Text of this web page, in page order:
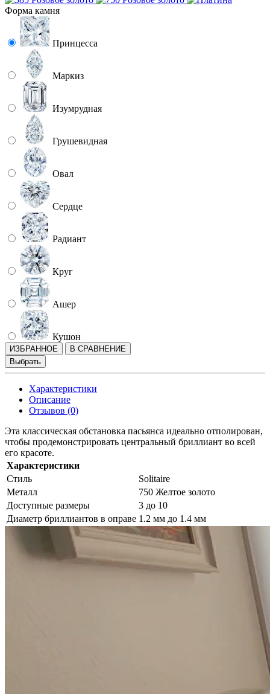
Форма камня
Принцесса
Маркиз
Изумрудная
Грушевидная
Овал
Сердце
Радиант
Круг
Ашер
Кушон
ИЗБРАННОЕ
В СРАВНЕНИЕ
Выбрать
Характеристики
Описание
Отзывов (0)
Эта классическая обстановка пасьянса идеально отполирован,
чтобы продемонстрировать центральный бриллиант во всей
его красоте.
Характеристики
Стиль
Solitaire
Металл
750 Желтое золото
Доступные размеры
3 до 10
Диаметр бриллиантов в оправе 1.2 мм до 1.4 мм